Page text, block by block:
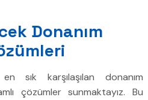
Donanım
sık karşılaşılan donanım
çözümler sunmaktayız. Bu